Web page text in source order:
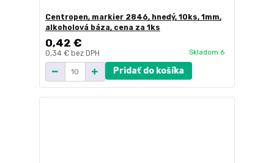
Centropen, markier 2846, hnedý, 10ks, 1mm,
alkoholová báza, cena za 1ks
0,42 €
0,34 € bez DPH Skladom 6
Pridať do košíka